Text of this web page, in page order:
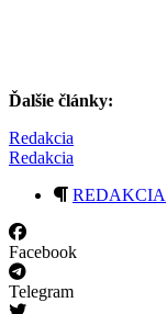
Ďalšie články:
Redakcia
Redakcia
REDAKCIA
Facebook
Telegram